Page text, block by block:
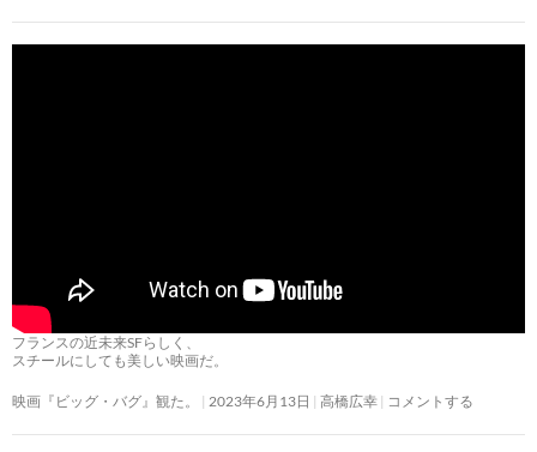
フランスの近未来SFらしく、
スチールにしても美しい映画だ。
映画『ビッグ・バグ』観た。 2023年6月13日 高橋広幸 コメントする